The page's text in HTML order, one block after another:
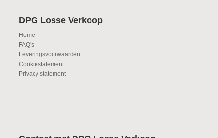
DPG Losse Verkoop
Home
FAQ's
Leveringsvoorwaarden
Cookiestatement
Privacy statement